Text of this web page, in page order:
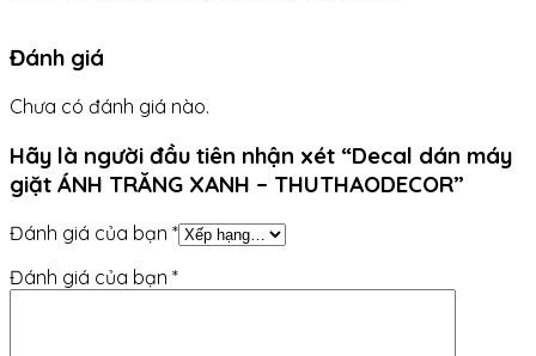
Đánh giá
Chưa có đánh giá nào.
Hãy là người đầu tiên nhận xét “Decal dán máy
giặt ÁNH TRĂNG XANH – THUTHAODECOR”
Đánh giá của bạn *
Đánh giá của bạn *